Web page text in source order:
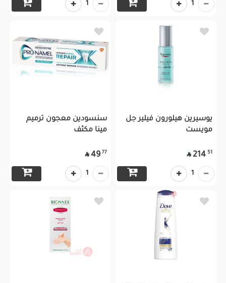
1
1
يوسيرين هيلورون فيلير جل
مويست
51
214

1
سنسودين معجون ترميم
مينا مكثف
77
49

1